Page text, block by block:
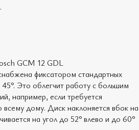
GCM 12 GDL
фиксатором стандартных
45°. Это облегчит работу с большим
например, если требуется
всему дому. Диск наклоняется вбок на
на угол до 52° влево и до 60°